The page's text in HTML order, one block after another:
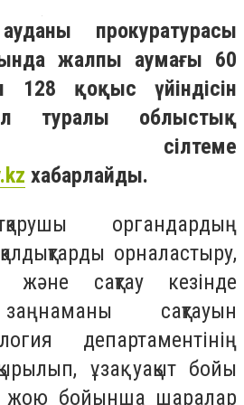
прокуратурасы
жалпы аумағы 60
128 қоқыс үйіндісін
туралы облыстық
сілтеме
хабарлайды.
органдардың
орналастыру,
және сақтау кезінде
сақтауын
департаментінің
ұзақ уақыт бойы
жою бойынша шаралар